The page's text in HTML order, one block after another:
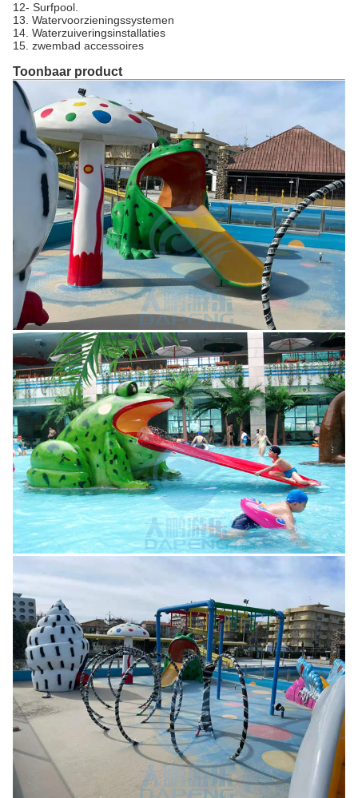
12- Surfpool.
13. Watervoorzieningssystemen
14. Waterzuiveringsinstallaties
15. zwembad accessoires
Toonbaar product